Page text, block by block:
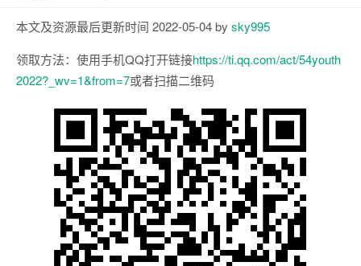
本文及资源最后更新时间 2022-05-04 by sky995
领取方法：使用手机QQ打开链接https://ti.qq.com/act/54youth
2022?_wv=1&from=7或者扫描二维码